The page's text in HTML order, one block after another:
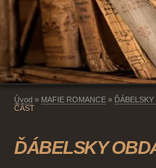
Úvod » MAFIE ROMANCE »
ČÁST
ĎÁBELSKY